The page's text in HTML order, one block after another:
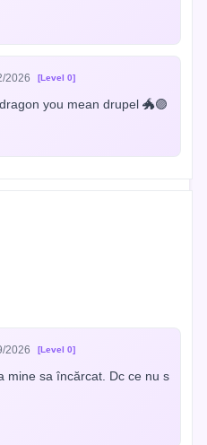
2026 [Level 0]
you mean drupel 🐲🟣
2026 [Level 0]
mine sa încărcat. Dc ce nu s